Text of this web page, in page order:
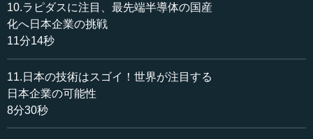
るくらい、何年もかかっているわけです。たまたまIBMはそ
れで成功しただけで、実験で成功するのと作るのとでは話
が違うのです。
ラピダスは、IBMに社員を派遣して教育するから大丈夫だ
と言っているわけです。そして経産省は直ちに、2カ月後に
2600億円の補助を発表しています。ですから、前の700億
10.ラピダスに注目、最先端半導体の国産
化へ日本企業の挑戦
11分14秒
11.日本の技術はスゴイ！世界が注目する
日本企業の可能性
8分30秒